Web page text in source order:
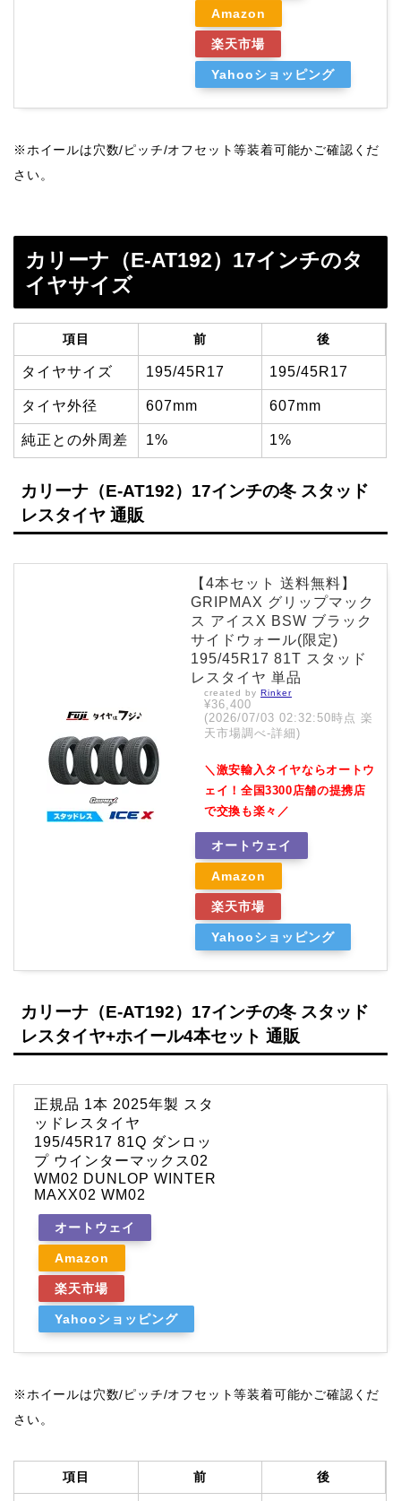
Amazon
楽天市場
Yahooショッピング
※ホイールは穴数/ピッチ/オフセット等装着可能かご確認くだ
さい。
カリーナ（E-AT192）17インチのタ
イヤサイズ
項目 前 後
タイヤサイズ 195/45R17 195/45R17
タイヤ外径 607mm 607mm
純正との外周差 1% 1%
カリーナ（E-AT192）17インチの冬 スタッド
レスタイヤ 通販
【4本セット 送料無料】
GRIPMAX グリップマック
ス アイスX BSW ブラック
サイドウォール(限定)
195/45R17 81T スタッド
レスタイヤ 単品
created by Rinker
¥36,400
(2026/07/03 02:32:50時点 楽
天市場調べ-詳細)
＼激安輸入タイヤならオートウ
ェイ！全国3300店舗の提携店
で交換も楽々／
オートウェイ
Amazon
楽天市場
Yahooショッピング
カリーナ（E-AT192）17インチの冬 スタッド
レスタイヤ+ホイール4本セット 通販
正規品 1本 2025年製 スタ
ッドレスタイヤ
195/45R17 81Q ダンロッ
プ ウインターマックス02
WM02 DUNLOP WINTER
MAXX02 WM02
オートウェイ
Amazon
楽天市場
Yahooショッピング
※ホイールは穴数/ピッチ/オフセット等装着可能かご確認くだ
さい。
項目 前 後